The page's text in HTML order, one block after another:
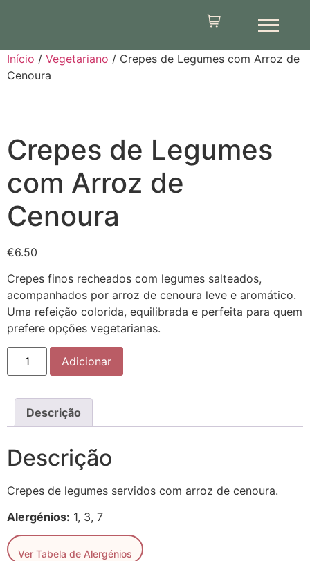
Início / Vegetariano / Crepes de Legumes com Arroz de
Cenoura
Crepes de Legumes
com Arroz de
Cenoura
€6.50
Crepes finos recheados com legumes salteados,
acompanhados por arroz de cenoura leve e aromático.
Uma refeição colorida, equilibrada e perfeita para quem
prefere opções vegetarianas.
Adicionar
Descrição
Descrição
Crepes de legumes servidos com arroz de cenoura.
Alergénios: 1, 3, 7
Ver Tabela de Alergénios